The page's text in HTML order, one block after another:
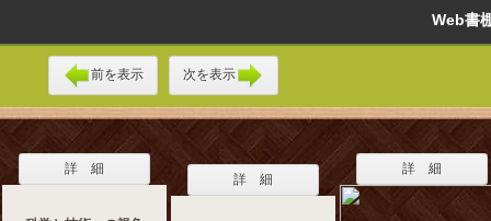
Web
前を表示 次を表示
詳 細
詳 細
詳 細